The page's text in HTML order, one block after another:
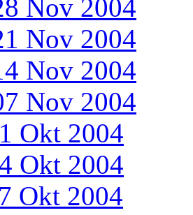
Nov 2004
Nov 2004
Nov 2004
Nov 2004
Okt 2004
Okt 2004
Okt 2004